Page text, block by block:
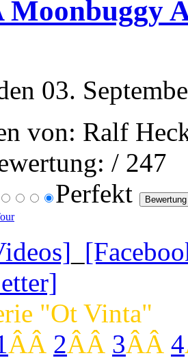
Moonbuggy
03.
von: Ralf
/ 247
Perfekt
"Ot Vinta"
ÂÂ 2ÂÂ 3ÂÂ 4